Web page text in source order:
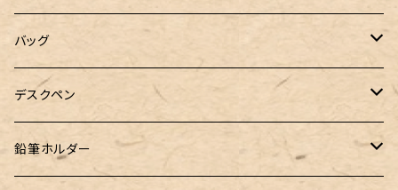
工房sokoharo（そこはろ）
バッグハンガー
バッグ
&Liebe(アンドリーベ)
デスクペン
24季 スタビライズドウッド
鉛筆ホルダー